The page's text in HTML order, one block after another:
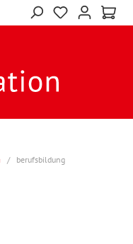
/ berufsbildung